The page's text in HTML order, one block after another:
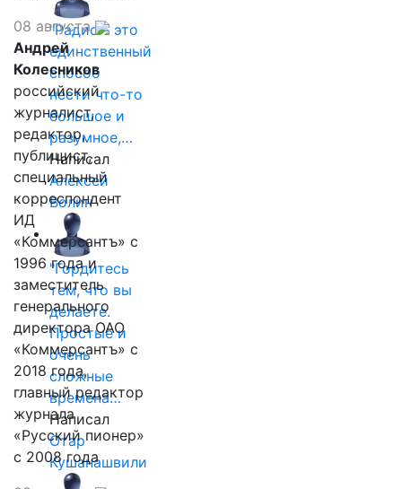
"Радио - это
единственный
способ
нести что-то
большое и
разумное,…
Написал
Алексей
Волин
"Гордитесь
тем, что вы
делаете.
Простые и
очень
сложные
времена…
Написал
Отар
Кушанашвили
08 августа
Андрей
Колесников
российский
журналист,
редактор,
публицист,
специальный
корреспондент
ИД
«Коммерсантъ» с
1996 года и
заместитель
генерального
директора ОАО
«Коммерсантъ» с
2018 года,
главный редактор
журнала
«Русский пионер»
с 2008 года